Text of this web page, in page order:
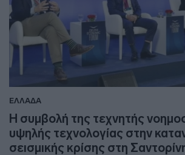
ΕΛΛΑΔΑ
Η συμβολή της τεχνητής
υψηλής τεχνολογίας στην
σεισμικής κρίσης στη